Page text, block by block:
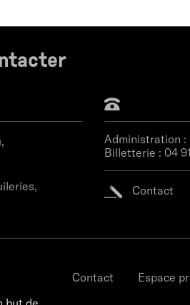
Administration :
Billetterie : 04
Contact
Contact Espace